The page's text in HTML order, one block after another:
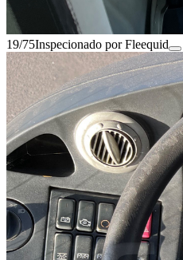
19/75Inspecionado por Fleequid